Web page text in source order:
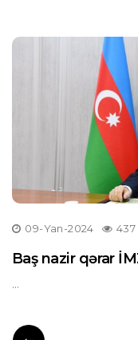
09-Yan-2024 437
Baş nazir qərar
...